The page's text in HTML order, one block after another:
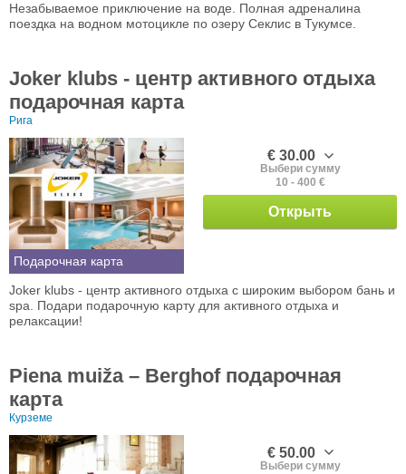
Незабываемое приключение на воде. Полная адреналина
поездка на водном мотоцикле по озеру Секлис в Тукумсе.
Joker klubs - центр активного отдыха
подарочная карта
Рига
Подарочная карта
€ 30.00
Выбери сумму
10 - 400 €
Открыть
Joker klubs - центр активного отдыха с широким выбором бань и
spa. Подари подарочную карту для активного отдыха и
релаксации!
Piena muiža – Berghof подарочная
карта
Курземе
€ 50.00
Выбери сумму